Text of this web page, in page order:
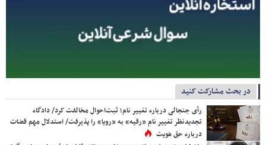
در بحث مشارکت کنید
رأی جنجالی درباره تغییر نام؛ ثبت‌احوال مخالفت کرد/ دادگاه
تجدیدنظر تغییر نام «رقیه» به «رویا» را پذیرفت/ استدلال مهم قضات
درباره حق هویت